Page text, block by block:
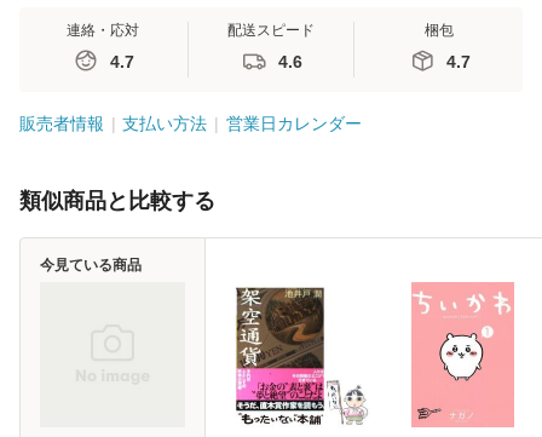
連絡・応対
4.7
配送スピード
4.6
梱包
4.7
販売者情報 支払い方法 営業日カレンダー
類似商品と比較する
今見ている商品